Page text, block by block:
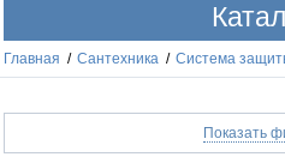
Главная / Сантехника / Система
Показать